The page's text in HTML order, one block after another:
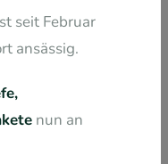
seit Februar
ansässig.
nun an